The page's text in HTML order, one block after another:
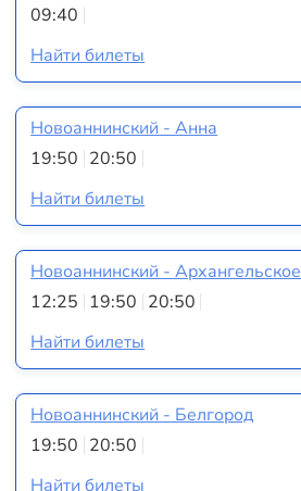
09:40
Найти билеты
Новоаннинский - Анна
19:50 20:50
Найти билеты
Новоаннинский - Архангельское
12:25 19:50 20:50
Найти билеты
Новоаннинский - Белгород
19:50 20:50
Найти билеты